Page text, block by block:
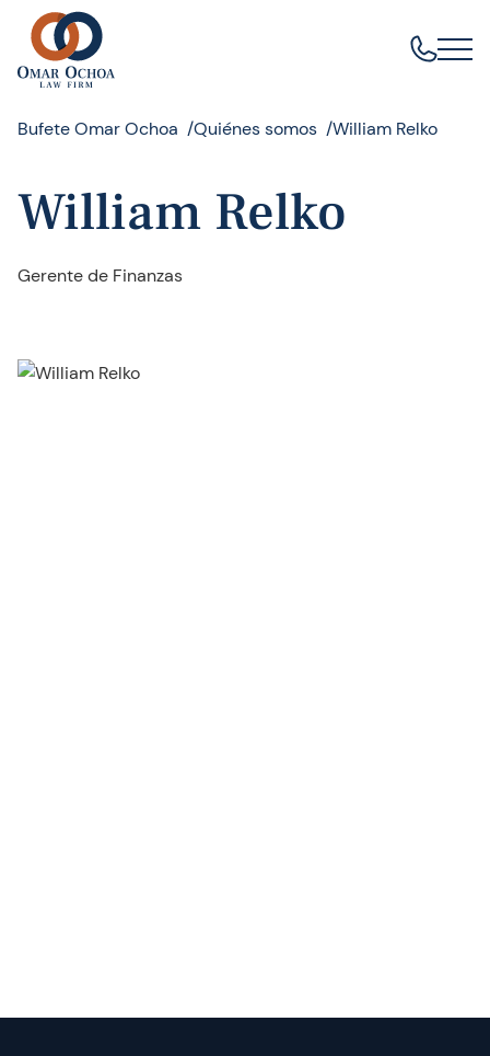
Bufete Omar Ochoa Quiénes somos William Relko
William Relko
Gerente de Finanzas